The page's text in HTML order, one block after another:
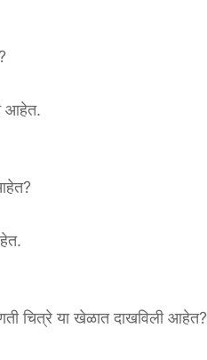
आहेत.
चित्रे या खेळात दाखविली आहेत?